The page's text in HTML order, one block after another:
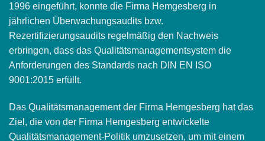
1996 eingeführt, konnte die Firma Hemgesberg in
jährlichen Überwachungsaudits bzw.
Rezertifizierungsaudits regelmäßig den Nachweis
erbringen, dass das Qualitätsmanagementsystem die
Anforderungen des Standards nach DIN EN ISO
9001:2015 erfüllt.
Das Qualitätsmanagement der Firma Hemgesberg hat das
Ziel, die von der Firma Hemgesberg entwickelte
Qualitätsmanagement-Politik umzusetzen, um mit einem